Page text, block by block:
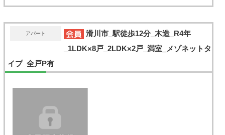
アパート
滑川市_駅徒歩12分_木造_R4年
_1LDK×8戸_2LDK×2戸_満室‗メゾネットタ
イプ‗全戸P有